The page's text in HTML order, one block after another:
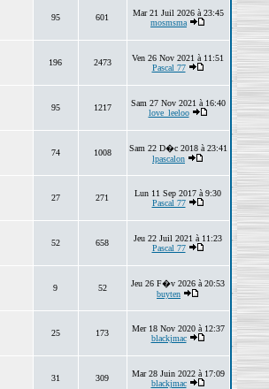
95 601
Mar 21 Juil 2026 à 23:45
mosmsma
196 2473
Ven 26 Nov 2021 à 11:51
Pascal 77
95 1217
Sam 27 Nov 2021 à 16:40
love_leeloo
74 1008
Sam 22 D�c 2018 à 23:41
lpascalon
27 271
Lun 11 Sep 2017 à 9:30
Pascal 77
52 658
Jeu 22 Juil 2021 à 11:23
Pascal 77
9 52
Jeu 26 F�v 2026 à 20:53
buyten
25 173
Mer 18 Nov 2020 à 12:37
blackjmac
31 309
Mar 28 Juin 2022 à 17:09
blackjmac